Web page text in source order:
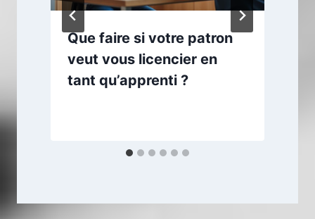
Que faire si votre patron
veut vous licencier en
tant qu’apprenti ?